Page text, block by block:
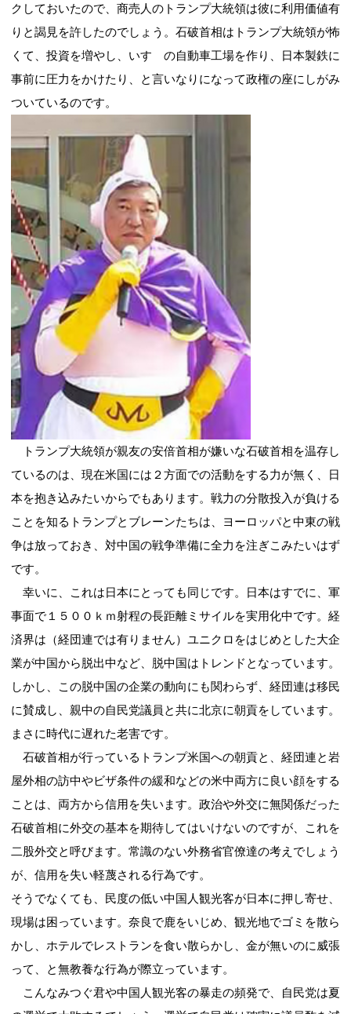
クしておいたので、商売人のトランプ大統領は彼に利用価値有
りと謁見を許したのでしょう。石破首相はトランプ大統領が怖
くて、投資を増やし、いすゞの自動車工場を作り、日本製鉄に
事前に圧力をかけたり、と言いなりになって政権の座にしがみ
ついているのです。
トランプ大統領が親友の安倍首相が嫌いな石破首相を温存し
ているのは、現在米国には２方面での活動をする力が無く、日
本を抱き込みたいからでもあります。戦力の分散投入が負ける
ことを知るトランプとブレーンたちは、ヨーロッパと中東の戦
争は放っておき、対中国の戦争準備に全力を注ぎこみたいはず
です。
幸いに、これは日本にとっても同じです。日本はすでに、軍
事面で１５００ｋｍ射程の長距離ミサイルを実用化中です。経
済界は（経団連では有りません）ユニクロをはじめとした大企
業が中国から脱出中など、脱中国はトレンドとなっています。
しかし、この脱中国の企業の動向にも関わらず、経団連は移民
に賛成し、親中の自民党議員と共に北京に朝貢をしています。
まさに時代に遅れた老害です。
石破首相が行っているトランプ米国への朝貢と、経団連と岩
屋外相の訪中やビザ条件の緩和などの米中両方に良い顔をする
ことは、両方から信用を失います。政治や外交に無関係だった
石破首相に外交の基本を期待してはいけないのですが、これを
二股外交と呼びます。常識のない外務省官僚達の考えでしょう
が、信用を失い軽蔑される行為です。
そうでなくても、民度の低い中国人観光客が日本に押し寄せ、
現場は困っています。奈良で鹿をいじめ、観光地でゴミを散ら
かし、ホテルでレストランを食い散らかし、金が無いのに威張
って、と無教養な行為が際立っています。
こんなみつぐ君や中国人観光客の暴走の頻発で、自民党は夏